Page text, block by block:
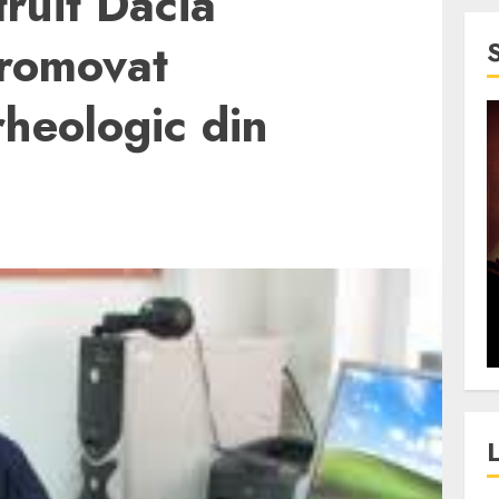
din
intr-un
in
4 min read
pe cei mai in varsta an de
an?
ALEXANDRU S. DECEMBER 13, 2023